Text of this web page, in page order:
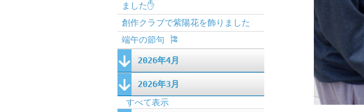
ました✋
創作クラブで紫陽花を飾りました
端午の節句 🎏
2026年4月
2026年3月
すべて表示